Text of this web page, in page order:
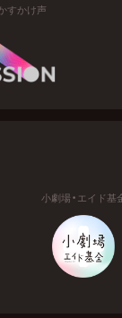
すかけ声
小劇場・エイド基